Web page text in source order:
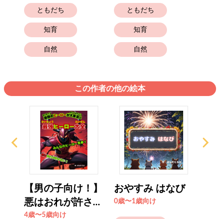
ともだち
知育
自然
ともだち
知育
自然
この作者の他の絵本
【男の子向け！】
悪はおれが許さ...
4歳〜5歳向け
おやすみ はなび
0歳〜1歳向け